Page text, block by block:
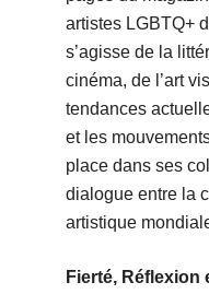
artistes LGBTQ+
s’agisse de la
cinéma, de l’art
tendances
et les
place dans ses
dialogue entre la
artistique
Fierté, Réflexion